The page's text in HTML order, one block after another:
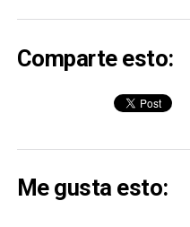
Comparte esto:
Me gusta esto: